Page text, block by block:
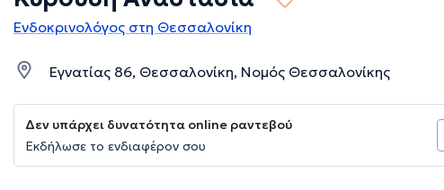
Ενδοκρινολόγος στη Θεσσαλονίκη
Εγνατίας 86, Θεσσαλονίκη, Νομός Θεσσαλονίκης
Δεν υπάρχει δυνατότητα online ραντεβού
Εκδήλωσε το ενδιαφέρον σου